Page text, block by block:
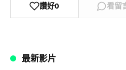
讚好0 看留
最新影片